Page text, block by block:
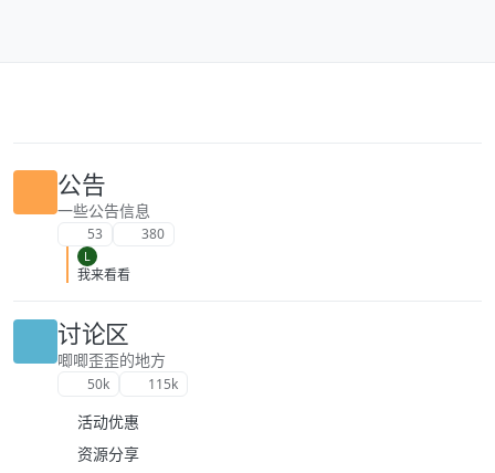
公告
一些公告信息
53 380
L
我来看看
讨论区
唧唧歪歪的地方
50k 115k
活动优惠
资源分享